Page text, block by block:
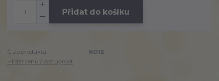
Přidat do košíku
Číslo produktu:
KO12
Hlídat cenu / dostupnost